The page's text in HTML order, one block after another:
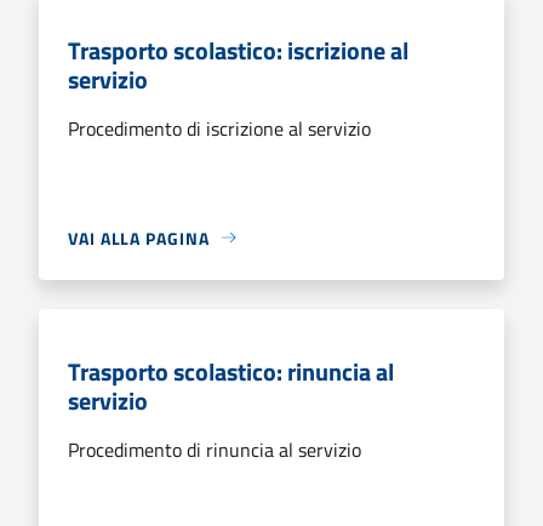
Trasporto scolastico: iscrizione al
servizio
Procedimento di iscrizione al servizio
VAI ALLA PAGINA
Trasporto scolastico: rinuncia al
servizio
Procedimento di rinuncia al servizio